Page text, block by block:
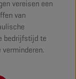
vereisen een
van
bedrijfstijd te